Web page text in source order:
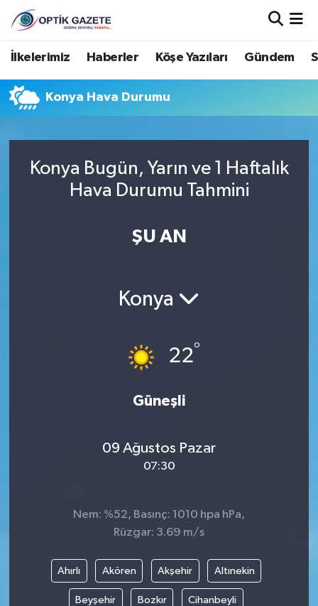
İlkelerimiz Haberler Köşe Yazıları Gündem
Konya Hava Durumu
Konya Bugün, Yarın ve 1 Haftalık
Hava Durumu Tahmini
ŞU AN
Konya
22°
Güneşli
09 Ağustos Pazar
07:30
Nem: %52, Basınç: 1010 hpa hPa,
Rüzgar: 3.69 m/s
Ahırlı Akören Akşehir Altınekin
Beyşehir Bozkır Cihanbeyli
Nöbetçi Eczaneler
Hava Durumu
Trafik Durumu
Süper Lig Puan Durumu ve Fikstür